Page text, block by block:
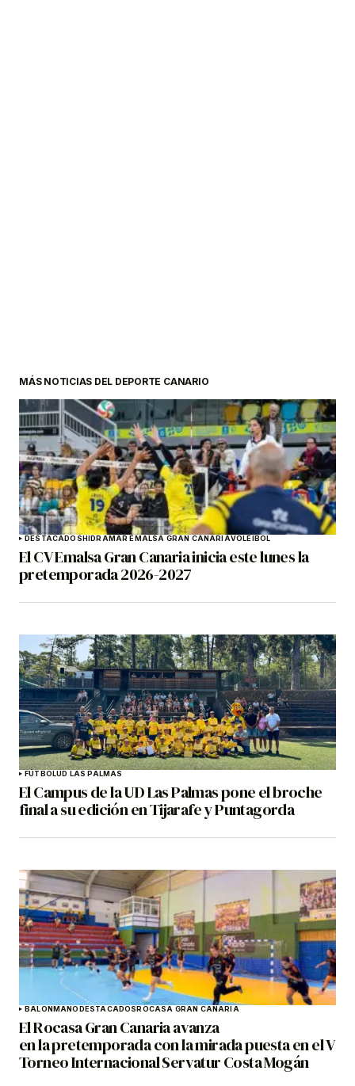
MÁS NOTICIAS DEL DEPORTE CANARIO
DESTACADOSHIDRAMAR EMALSA GRAN CANARIAVOLEIBOL
El CV Emalsa Gran Canaria inicia este lunes la
pretemporada 2026-2027
FÚTBOLUD LAS PALMAS
El Campus de la UD Las Palmas pone el broche
final a su edición en Tijarafe y Puntagorda
BALONMANODESTACADOSROCASA GRAN CANARIA
El Rocasa Gran Canaria avanza
en la pretemporada con la mirada puesta en el V
Torneo Internacional Servatur Costa Mogán